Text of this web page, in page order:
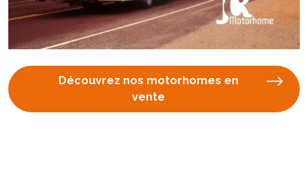
Découvrez nos motorhomes en
vente